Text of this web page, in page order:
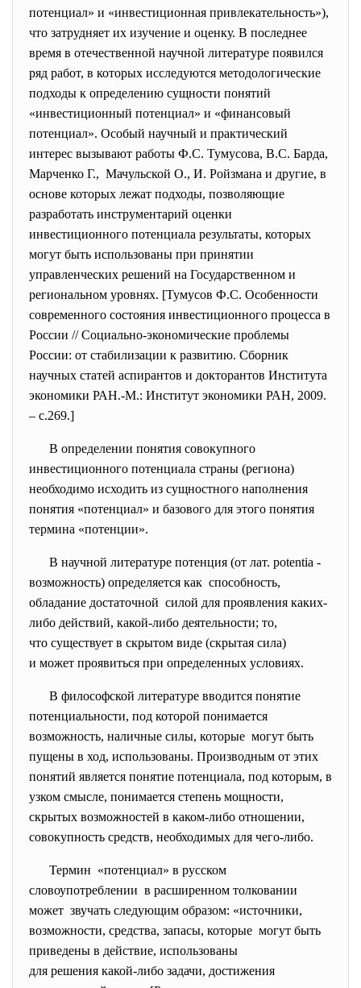
потенциал» и «инвестиционная привлекательность»),
что затрудняет их изучение и оценку. В последнее
время в отечественной научной литературе появился
ряд работ, в которых исследуются методологические
подходы к определению сущности понятий
«инвестиционный потенциал» и «финансовый
потенциал». Особый научный и практический
интерес вызывают работы Ф.С. Тумусова, B.C. Барда,
Марченко Г., Мачульской О., И. Ройзмана и другие, в
основе которых лежат подходы, позволяющие
разработать инструментарий оценки
инвестиционного потенциала результаты, которых
могут быть использованы при принятии
управленческих решений на Государственном и
региональном уровнях. [Тумусов Ф.С. Особенности
современного состояния инвестиционного процесса в
России // Социально-экономические проблемы
России: от стабилизации к развитию. Сборник
научных статей аспирантов и докторантов Института
экономики РАН.-М.: Институт экономики РАН, 2009.
– с.269.]
В определении понятия совокупного
инвестиционного потенциала страны (региона)
необходимо исходить из сущностного наполнения
понятия «потенциал» и базового для этого понятия
термина «потенции».
В научной литературе потенция (от лат. potentia -
возможность) определяется как способность,
обладание достаточной силой для проявления каких-
либо действий, какой-либо деятельности; то,
что существует в скрытом виде (скрытая сила)
и может проявиться при определенных условиях.
В философской литературе вводится понятие
потенциальности, под которой понимается
возможность, наличные силы, которые могут быть
пущены в ход, использованы. Производным от этих
понятий является понятие потенциала, под которым, в
узком смысле, понимается степень мощности,
скрытых возможностей в каком-либо отношении,
совокупность средств, необходимых для чего-либо.
Термин «потенциал» в русском
словоупотреблении в расширенном толковании
может звучать следующим образом: «источники,
возможности, средства, запасы, которые могут быть
приведены в действие, использованы
для решения какой-либо задачи, достижения